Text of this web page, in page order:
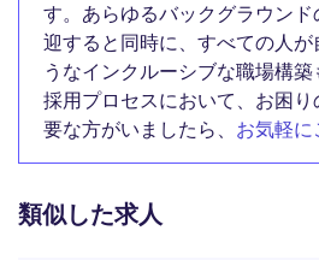
す。あらゆるバックグラウン
迎すると同時に、すべての人が
うなインクルーシブな職場構築
採用プロセスにおいて、お困
要な方がいましたら、 お気軽に
類似した求人